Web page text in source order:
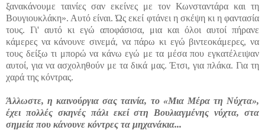
ξανακάνουμε ταινίες σαν εκείνες με τον Κωνσταντάρα και τη
Βουγιουκλάκη». Αυτό είναι. Ώς εκεί φτάνει η σκέψη κι η φαντασία
τους. Γι' αυτό κι εγώ αποφάσισα, μια και όλοι αυτοί πήρανε
κάμερες να κάνουνε σινεμά, να πάρω κι εγώ βιντεοκάμερες, να
τους δείξω τι μπορώ να κάνω εγώ με τα μέσα που εγκατέλειψαν
αυτοί, για να ασχοληθούν με τα δικά μας. Έτσι, για πλάκα. Για τη
χαρά της κόντρας.
Άλλωστε, η καινούργια σας ταινία, το «Μια Μέρα τη Νύχτα»,
έχει πολλές σκηνές πάλι εκεί στη Βουλιαγμένης νύχτα, στα
σημεία που κάνουνε κόντρες τα μηχανάκια...